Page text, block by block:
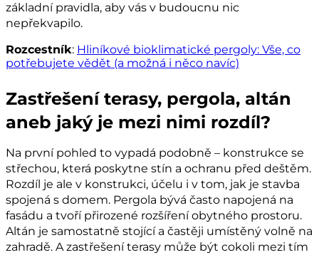
základní pravidla, aby vás v budoucnu nic
nepřekvapilo.
Rozcestník: Hliníkové bioklimatické pergoly: Vše, co
potřebujete vědět (a možná i něco navíc)
Zastřešení terasy, pergola, altán
aneb jaký je mezi nimi rozdíl?
Na první pohled to vypadá podobně – konstrukce se
střechou, která poskytne stín a ochranu před deštěm.
Rozdíl je ale v konstrukci, účelu i v tom, jak je stavba
spojená s domem. Pergola bývá často napojená na
fasádu a tvoří přirozené rozšíření obytného prostoru.
Altán je samostatně stojící a častěji umístěný volně na
zahradě. A zastřešení terasy může být cokoli mezi tím